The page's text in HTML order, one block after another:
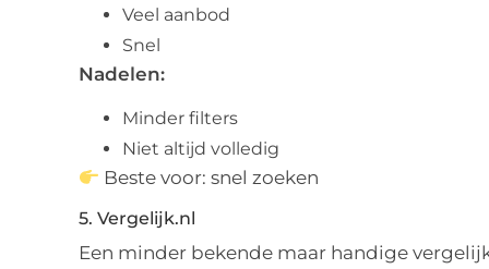
Veel aanbod
Snel
Nadelen:
Minder filters
Niet altijd volledig
Beste voor: snel zoeken
5. Vergelijk.nl
Een minder bekende maar handige